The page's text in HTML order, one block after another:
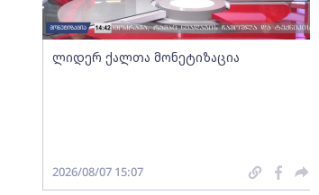
ლიდერ ქალთა მონეტიზაცია
2026/08/07 15:07